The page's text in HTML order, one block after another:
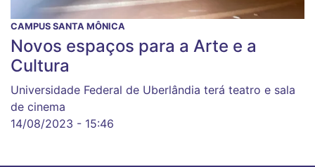
CAMPUS SANTA MÔNICA
Novos espaços para a Arte e a
Cultura
Universidade Federal de Uberlândia terá teatro e sala
de cinema
14/08/2023 - 15:46